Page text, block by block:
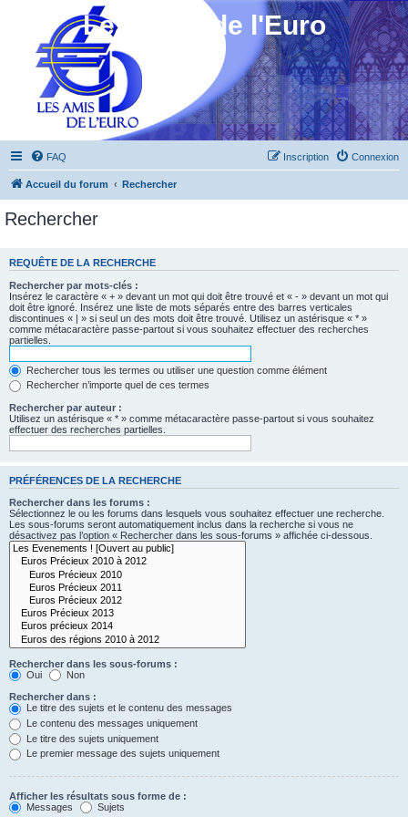
Les Amis de l'Euro
FAQ Connexion
Inscription
Accueil du forum Rechercher
Rechercher
REQUÊTE DE LA RECHERCHE
Rechercher par mots-clés :
Insérez le caractère « + » devant un mot qui doit être trouvé et « - » devant un mot qui
doit être ignoré. Insérez une liste de mots séparés entre des barres verticales
discontinues « | » si seul un des mots doit être trouvé. Utilisez un astérisque « * »
comme métacaractère passe-partout si vous souhaitez effectuer des recherches
partielles.
Rechercher tous les termes ou utiliser une question comme élément
Rechercher n’importe quel de ces termes
Rechercher par auteur :
Utilisez un astérisque « * » comme métacaractère passe-partout si vous souhaitez
effectuer des recherches partielles.
PRÉFÉRENCES DE LA RECHERCHE
Rechercher dans les forums :
Sélectionnez le ou les forums dans lesquels vous souhaitez effectuer une recherche.
Les sous-forums seront automatiquement inclus dans la recherche si vous ne
désactivez pas l’option « Rechercher dans les sous-forums » affichée ci-dessous.
Rechercher dans les sous-forums :
Oui
Non
Rechercher dans :
Le titre des sujets et le contenu des messages
Le contenu des messages uniquement
Le titre des sujets uniquement
Le premier message des sujets uniquement
Afficher les résultats sous forme de :
Messages
Sujets